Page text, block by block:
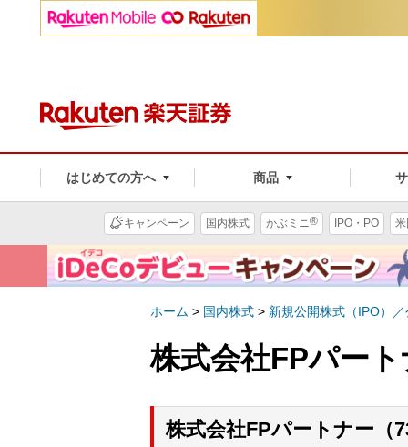
はじめての方へ 商品
キャンペーン 国内株式 かぶミニ® IPO・PO
ホーム > 国内株式 > 新規公開株式（IPO）
株式会社FPパー
株式会社FPパートナー（